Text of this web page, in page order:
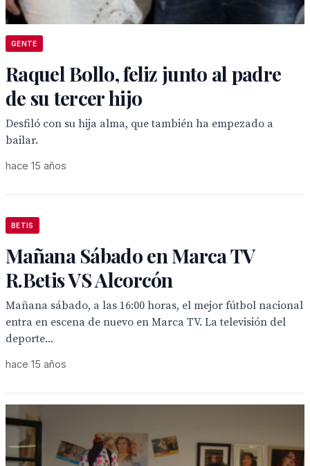
GENTE
Raquel Bollo, feliz junto al padre
de su tercer hijo
Desfiló con su hija alma, que también ha empezado a
bailar.
hace 15 años
BETIS
Mañana Sábado en Marca TV
R.Betis VS Alcorcón
Mañana sábado, a las 16:00 horas, el mejor fútbol nacional
entra en escena de nuevo en Marca TV. La televisión del
deporte...
hace 15 años